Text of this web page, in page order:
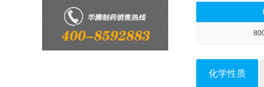
化学性质